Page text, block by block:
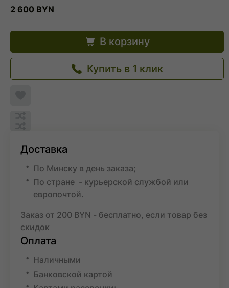
2 600 BYN
В корзину
Купить в 1 клик
Обновляю
в
список
Доставка
По Минску в день заказа;
По стране - курьерской службой или
европочтой.
Заказ от 200 BYN - бесплатно, если товар без
скидок
Оплата
Наличными
Банковской картой